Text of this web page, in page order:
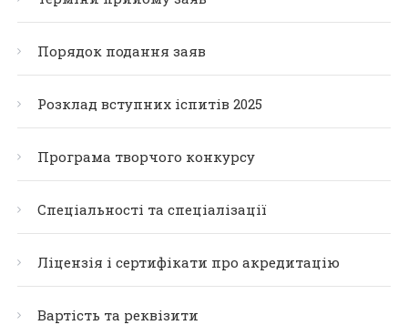
Порядок подання заяв
Розклад вступних іспитів 2025
Програма творчого конкурсу
Спеціальності та спеціалізації
Ліцензія і сертифікати про акредитацію
Вартість та реквізити